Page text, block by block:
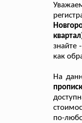
знайте
как
На
по-